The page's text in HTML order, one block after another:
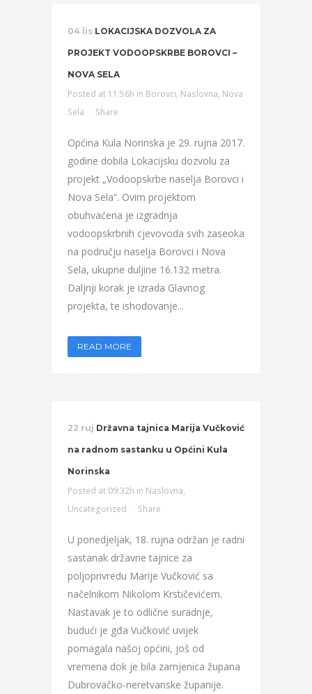
04 lis LOKACIJSKA DOZVOLA ZA
PROJEKT VODOOPSKRBE BOROVCI –
NOVA SELA
Posted at 11:56h in Borovci, Naslovna, Nova
Sela
Share
Općina Kula Norinska je 29. rujna 2017.
godine dobila Lokacijsku dozvolu za
projekt „Vodoopskrbe naselja Borovci i
Nova Sela“. Ovim projektom
obuhvaćena je izgradnja
vodoopskrbnih cjevovoda svih zaseoka
na području naselja Borovci i Nova
Sela, ukupne duljine 16.132 metra.
Daljnji korak je izrada Glavnog
projekta, te ishodovanje...
READ MORE
22 ruj Državna tajnica Marija Vučković
na radnom sastanku u Općini Kula
Norinska
Posted at 09:32h in Naslovna,
Uncategorized
Share
U ponedjeljak, 18. rujna održan je radni
sastanak državne tajnice za
poljoprivredu Marije Vučković sa
načelnikom Nikolom Krstičevićem.
Nastavak je to odlične suradnje,
budući je gđa Vučković uvijek
pomagala našoj općini, još od
vremena dok je bila zamjenica župana
Dubrovačko-neretvanske županije.